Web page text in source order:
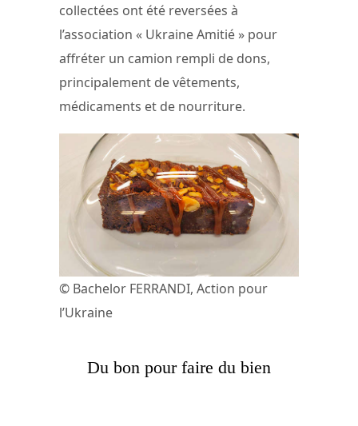
collectées ont été reversées à
l’association « Ukraine Amitié » pour
affréter un camion rempli de dons,
principalement de vêtements,
médicaments et de nourriture.
© Bachelor FERRANDI, Action pour
l’Ukraine
Du bon pour faire du bien